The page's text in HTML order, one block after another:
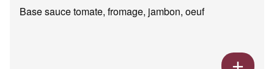
Base sauce tomate, fromage, jambon, oeuf